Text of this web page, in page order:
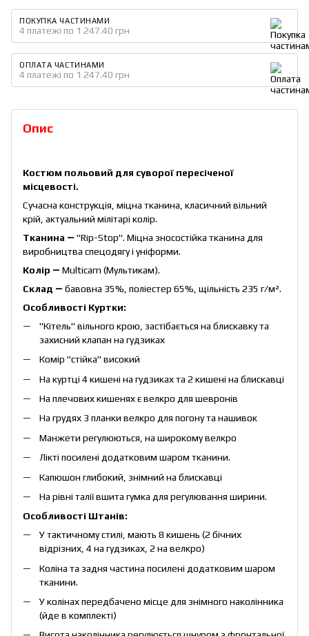
ПОКУПКА ЧАСТИНАМИ
4 платежі по 1 247.40 грн
ОПЛАТА ЧАСТИНАМИ
4 платежі по 1 247.40 грн
Опис
Костюм польовий для суворої пересіченої
місцевості.
Сучасна конструкція, міцна тканина, класичний вільний
крій, актуальний мілітарі колір.
Тканина ― "Rip-Stop". Міцна зносостійка тканина для
виробництва спецодягу і уніформи.
Колір ― Multicam (Мультикам).
Склад ― бавовна 35%, поліестер 65%, щільність 235 г/м².
Особливості Куртки:
"Кітель" вільного крою, застібається на блискавку та
захисний клапан на гудзиках
Комір "стійка" високий
На куртці 4 кишені на гудзиках та 2 кишені на блискавці
На плечових кишенях євелкро для шевронів
На грудях 3 планки велкро для погону та нашивок
Манжети регулюються на широкому велкро
Лікті посилені додатковим шаром тканини.
Капюшон глибокий, знімний на блискавці
На рівні талії вшита гумка для регулювання ширини.
Особливості Штанів:
У тактичному стилі, мають 8 кишень (2 бічних
відрізних, 4 на гудзиках, 2 на велкро)
Коліна та задня частина посилені додатковим шаром
тканини.
У колінах передбачено місце для знімного наколінника
(йде в комплекті)